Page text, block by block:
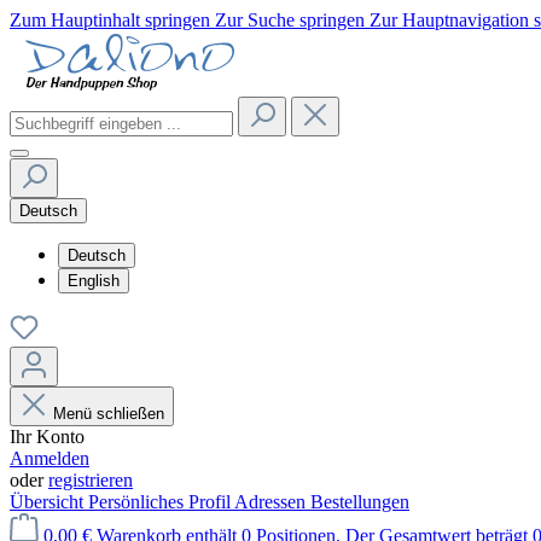
Zum Hauptinhalt springen Zur Suche springen Zur Hauptnavigation
Deutsch
Deutsch
English
Menü schließen
Ihr Konto
Anmelden
oderregistrieren
Übersicht Persönliches Profil Adressen Bestellungen
0,00 € Warenkorb enthält 0 Positionen. Der Gesamtwert beträgt